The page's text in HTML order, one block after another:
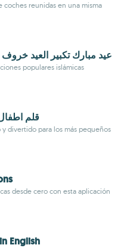
coches reunidas en una misma
عيد مبارك تكبير العيد خروف
populares islámicas
قلم
divertido para los más pequeños
desde cero con esta aplicación
English